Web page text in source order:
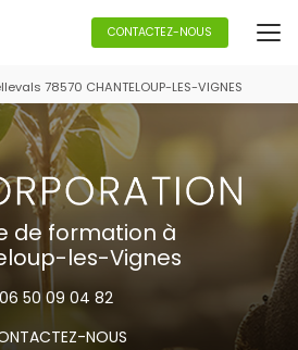
78570 CHANTELOUP-LES-VIGNES
CONTACTEZ-NOUS
de formation à
les-Vignes
06 50 09 04 82
NOUS